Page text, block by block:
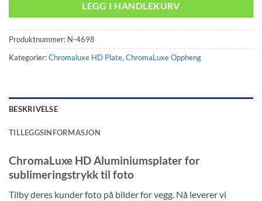
LEGG I HANDLEKURV
Produktnummer: N-4698
Kategorier:Chromaluxe HD Plate, ChromaLuxe Oppheng
BESKRIVELSE
TILLEGGSINFORMASJON
ChromaLuxe HD Aluminiumsplater for
sublimeringstrykk til foto
Tilby deres kunder foto på bilder for vegg. Nå leverer vi